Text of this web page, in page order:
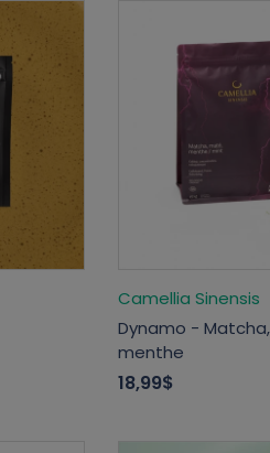
Camellia Sinensis
Dynamo -
menthe
18,99$